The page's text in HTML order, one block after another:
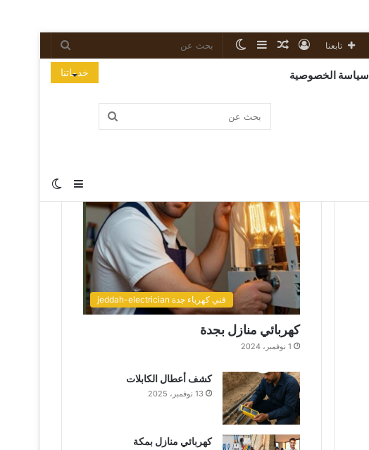
تابعنا
سياسة الخصوصية خدماتنا
فني كهرباء جدة jeddah-electrician
كهربائي منازل بجدة
1 نوفمبر، 2024
كشف أعطال الكابلات
13 نوفمبر، 2025
كهربائي منازل بمكة